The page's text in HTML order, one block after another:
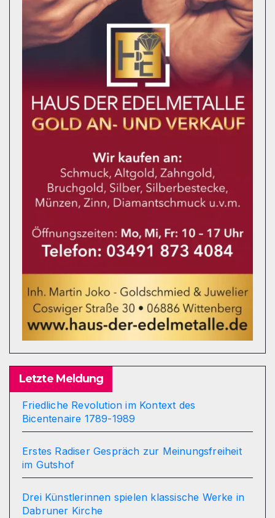
Letzte Meldung
Friedliche Revolution im Kontext des
Bicentenaire 1789-1989
Erstes Radiser Gespräch zur Meinungsfreiheit
im Gutshof
Drei Künstlerinnen spielen klassische Werke in
Dabruner Kirche